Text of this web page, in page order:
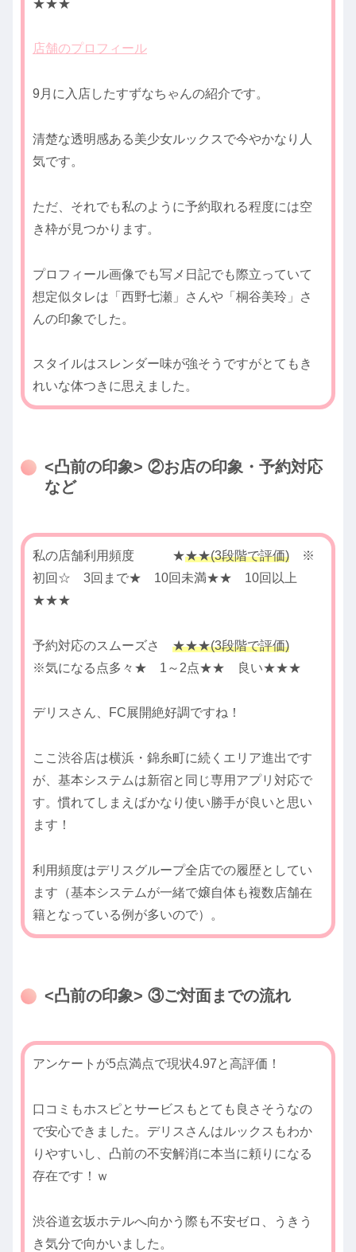
★★★
店舗のプロフィール
9月に入店したすずなちゃんの紹介です。
清楚な透明感ある美少女ルックスで今やかなり人
気です。
ただ、それでも私のように予約取れる程度には空
き枠が見つかります。
プロフィール画像でも写メ日記でも際立っていて
想定似タレは「西野七瀬」さんや「桐谷美玲」さ
んの印象でした。
スタイルはスレンダー味が強そうですがとてもき
れいな体つきに思えました。
<凸前の印象> ②お店の印象・予約対応
など
私の店舗利用頻度 ★★★(3段階で評価) ※
初回☆ 3回まで★ 10回未満★★ 10回以上
★★★
予約対応のスムーズさ ★★★(3段階で評価)
※気になる点多々★ 1～2点★★ 良い★★★
デリスさん、FC展開絶好調ですね！
ここ渋谷店は横浜・錦糸町に続くエリア進出です
が、基本システムは新宿と同じ専用アプリ対応で
す。慣れてしまえばかなり使い勝手が良いと思い
ます！
利用頻度はデリスグループ全店での履歴としてい
ます（基本システムが一緒で嬢自体も複数店舗在
籍となっている例が多いので）。
<凸前の印象> ③ご対面までの流れ
アンケートが5点満点で現状4.97と高評価！
口コミもホスピとサービスもとても良さそうなの
で安心できました。デリスさんはルックスもわか
りやすいし、凸前の不安解消に本当に頼りになる
存在です！ｗ
渋谷道玄坂ホテルへ向かう際も不安ゼロ、うきう
き気分で向かいました。